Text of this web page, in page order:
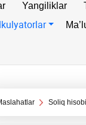
Yangiliklar
Soliq hisobi